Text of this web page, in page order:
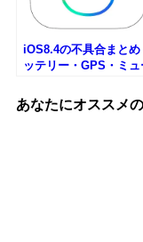
iOS8.4の不具合まとめ
ッテリー・GPS・ミュ
あなたにオススメ